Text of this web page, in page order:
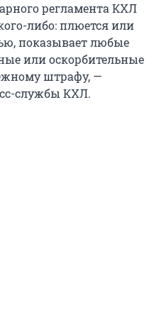
регламента КХЛ
либо: плюется или
показывает любые
или оскорбительные
штрафу, —
службы КХЛ.